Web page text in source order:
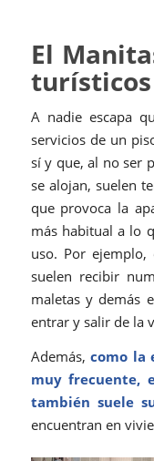
El
turísticos
A nadie escapa
servicios de un
sí y que, al no ser
se alojan, suelen
que provoca la
más habitual a lo
uso. Por
suelen recibir
maletas y demás
entrar y salir de la
Además,como la
muy frecuente,
también suele
encuentran en